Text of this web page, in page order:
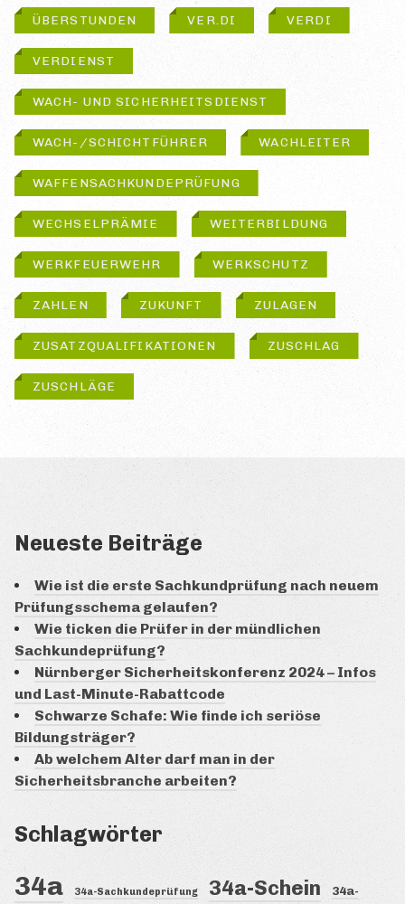
ÜBERSTUNDEN VER.DI VERDI
VERDIENST
WACH- UND SICHERHEITSDIENST
WACH-/SCHICHTFÜHRER WACHLEITER
WAFFENSACHKUNDEPRÜFUNG
WECHSELPRÄMIE WEITERBILDUNG
WERKFEUERWEHR WERKSCHUTZ
ZAHLEN ZUKUNFT ZULAGEN
ZUSATZQUALIFIKATIONEN ZUSCHLAG
ZUSCHLÄGE
Neueste Beiträge
Wie ist die erste Sachkundprüfung nach neuem
Prüfungsschema gelaufen?
Wie ticken die Prüfer in der mündlichen
Sachkundeprüfung?
Nürnberger Sicherheitskonferenz 2024 – Infos
und Last-Minute-Rabattcode
Schwarze Schafe: Wie finde ich seriöse
Bildungsträger?
Ab welchem Alter darf man in der
Sicherheitsbranche arbeiten?
Schlagwörter
34a 34a-Sachkundeprüfung 34a-Schein
34a-